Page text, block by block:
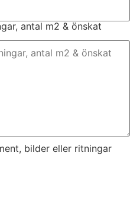
antal m2 & önskat
bilder eller ritningar